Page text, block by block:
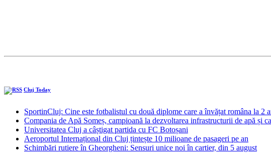
Cluj Today
SportinCluj: Cine este fotbalistul cu două diplome care a învățat româna la 2
Compania de Apă Someș, campioană la dezvoltarea infrastructurii de apă și
Universitatea Cluj a câștigat partida cu FC Botoșani
Aeroportul Internațional din Cluj țintește 10 milioane de pasageri pe an
Schimbări rutiere în Gheorgheni: Sensuri unice noi în cartier, din 5 august